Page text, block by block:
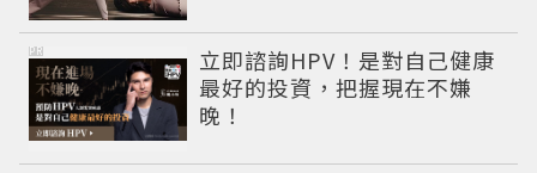
立即諮詢HPV！是對自己健康
最好的投資，把握現在不嫌
晚！
PR